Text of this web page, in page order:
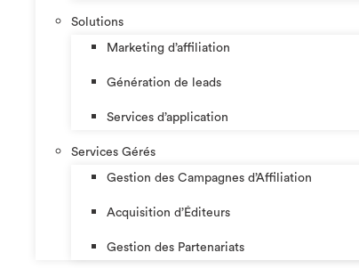
Solutions
Marketing d’affiliation
Génération de leads
Services d’application
Services Gérés
Gestion des Campagnes d’Affiliation​
Acquisition d’Éditeurs
Gestion des Partenariats